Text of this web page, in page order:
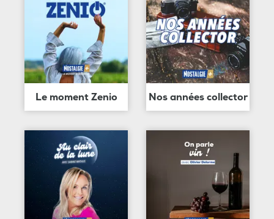
Le moment Zenio Nos années collector